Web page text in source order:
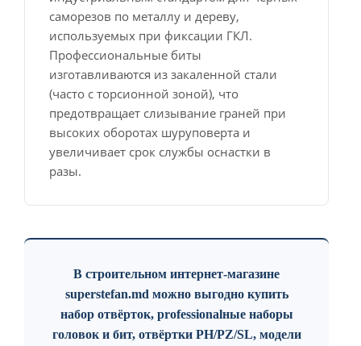
саморезов по металлу и дереву,
используемых при фиксации ГКЛ.
Профессиональные биты
изготавливаются из закаленной стали
(часто с торсионной зоной), что
предотвращает слизывание граней при
высоких оборотах шуруповерта и
увеличивает срок службы оснастки в
разы.
В строительном интернет-магазине
superstefan.md можно выгодно купить
набор отвёрток, professionalные наборы
головок и бит, отвёртки PH/PZ/SL, модели